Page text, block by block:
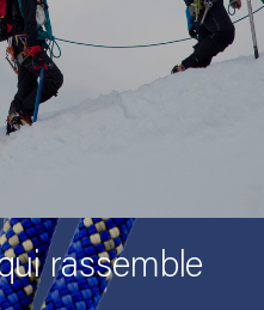
rassemble